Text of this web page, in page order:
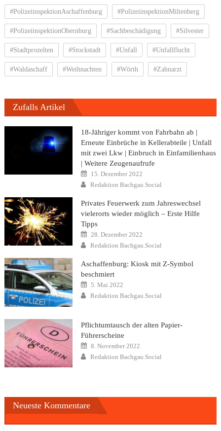
#PolizeiinspektionAschaffenburg #PolizeiinspektionMiltenberg
#PolizeiinspektionObernburg #Sachbeschädigung #Silvester
#Stadtprozelten #Stockstadt #Unfall #Unfallflucht
#Waldaschaff #Weihnachten #Wörth #Zahnarzt
Zufalls Artikel
18-Jähriger kommt von Fahrbahn ab |
Erneute Einbrüche in Kellerabteile | Unfall
mit zwei Lkw | Einbruch in Einfamilienhaus
| Weitere Zeugenaufrufe
Posted
on
15. Dezember 2022
Author
Redaktion Bachgau.Social
Privates Feuerwerk zum Jahreswechsel
vielerorts wieder möglich – Erste Hilfe
Tipps
Posted
on
28. Dezember 2022
Author
Redaktion Bachgau.Social
Aschaffenburg: Kiosk mit Z-Symbol
beschmiert
Posted
on
5. Mai 2022
Author
Redaktion Bachgau.Social
Pflichtumtausch der alten Papier-
Führerscheine
Posted
on
8. November 2022
Author
Redaktion Bachgau.Social
Neueste Kommentare